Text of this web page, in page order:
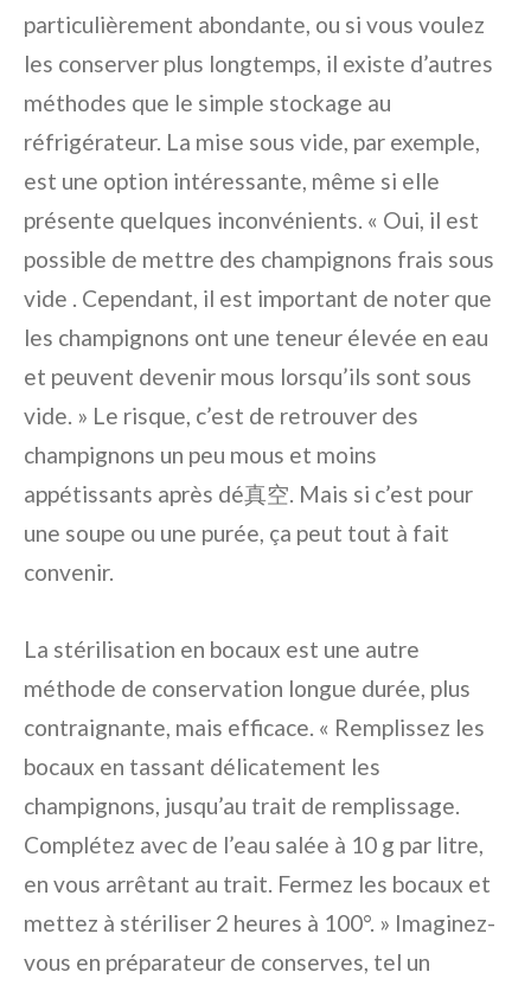
particulièrement abondante, ou si vous voulez
les conserver plus longtemps, il existe d’autres
méthodes que le simple stockage au
réfrigérateur. La mise sous vide, par exemple,
est une option intéressante, même si elle
présente quelques inconvénients. « Oui, il est
possible de mettre des champignons frais sous
vide . Cependant, il est important de noter que
les champignons ont une teneur élevée en eau
et peuvent devenir mous lorsqu’ils sont sous
vide. » Le risque, c’est de retrouver des
champignons un peu mous et moins
appétissants après dé真空. Mais si c’est pour
une soupe ou une purée, ça peut tout à fait
convenir.
La stérilisation en bocaux est une autre
méthode de conservation longue durée, plus
contraignante, mais efficace. « Remplissez les
bocaux en tassant délicatement les
champignons, jusqu’au trait de remplissage.
Complétez avec de l’eau salée à 10 g par litre,
en vous arrêtant au trait. Fermez les bocaux et
mettez à stériliser 2 heures à 100°. » Imaginez-
vous en préparateur de conserves, tel un